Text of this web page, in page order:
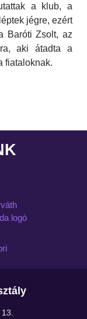
a klub, a
jégre, ezért
Baróti Zsolt, az
aki átadta a
fiataloknak.